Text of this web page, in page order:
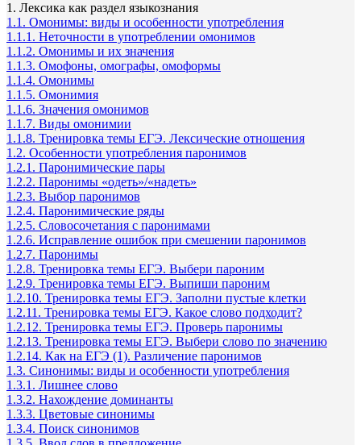
1. Лексика как раздел языкознания
1.1. Омонимы: виды и особенности употребления
1.1.1. Неточности в употреблении омонимов
1.1.2. Омонимы и их значения
1.1.3. Омофоны, омографы, омоформы
1.1.4. Омонимы
1.1.5. Омонимия
1.1.6. Значения омонимов
1.1.7. Виды омонимии
1.1.8. Тренировка темы ЕГЭ. Лексические отношения
1.2. Особенности употребления паронимов
1.2.1. Паронимические пары
1.2.2. Паронимы «одеть»/«надеть»
1.2.3. Выбор паронимов
1.2.4. Паронимические ряды
1.2.5. Словосочетания с паронимами
1.2.6. Исправление ошибок при смешении паронимов
1.2.7. Паронимы
1.2.8. Тренировка темы ЕГЭ. Выбери пароним
1.2.9. Тренировка темы ЕГЭ. Выпиши пароним
1.2.10. Тренировка темы ЕГЭ. Заполни пустые клетки
1.2.11. Тренировка темы ЕГЭ. Какое слово подходит?
1.2.12. Тренировка темы ЕГЭ. Проверь паронимы
1.2.13. Тренировка темы ЕГЭ. Выбери слово по значению
1.2.14. Как на ЕГЭ (1). Различение паронимов
1.3. Синонимы: виды и особенности употребления
1.3.1. Лишнее слово
1.3.2. Нахождение доминанты
1.3.3. Цветовые синонимы
1.3.4. Поиск синонимов